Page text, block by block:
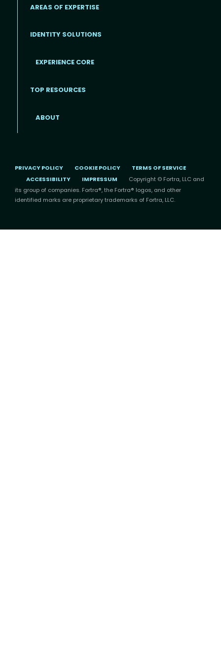
AREAS OF EXPERTISE
IDENTITY SOLUTIONS
EXPERIENCE CORE
TOP RESOURCES
ABOUT
PRIVACY POLICY COOKIE POLICY
TERMS OF SERVICE
ACCESSIBILITY
IMPRESSUM
Copyright © Fortra, LLC and
its group of companies. Fortra®, the Fortra® logos, and other
identified marks are proprietary trademarks of Fortra, LLC.